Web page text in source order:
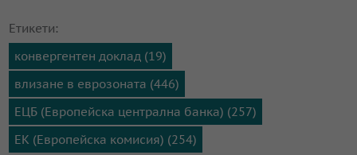
Етикети:
конвергентен доклад (19)
влизане в еврозоната (446)
ЕЦБ (Европейска централна банка) (257)
ЕК (Европейска комисия) (254)